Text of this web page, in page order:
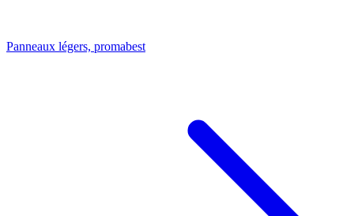
Panneaux légers, promabest